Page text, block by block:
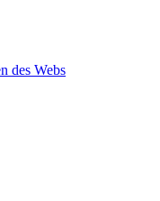
des Webs